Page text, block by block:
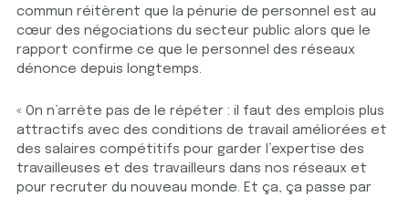
commun réitèrent que la pénurie de personnel est au
cœur des négociations du secteur public alors que le
rapport confirme ce que le personnel des réseaux
dénonce depuis longtemps.
« On n’arrête pas de le répéter : il faut des emplois plus
attractifs avec des conditions de travail améliorées et
des salaires compétitifs pour garder l’expertise des
travailleuses et des travailleurs dans nos réseaux et
pour recruter du nouveau monde. Et ça, ça passe par